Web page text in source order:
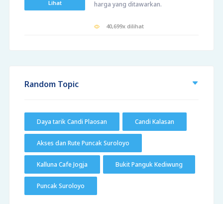
Lihat harga yang ditawarkan.
40,699x dilihat
Random Topic
Daya tarik Candi Plaosan Candi Kalasan
Akses dan Rute Puncak Suroloyo
Kalluna Cafe Jogja Bukit Panguk Kediwung
Puncak Suroloyo